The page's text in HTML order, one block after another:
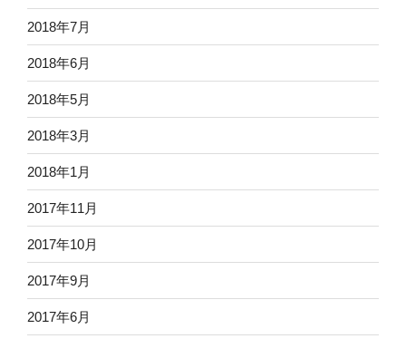
2018年7月
2018年6月
2018年5月
2018年3月
2018年1月
2017年11月
2017年10月
2017年9月
2017年6月